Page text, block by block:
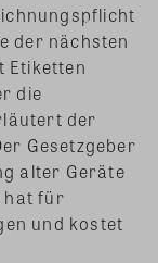
der nächsten
Etiketten
die
der
Gesetzgeber
alter Geräte
hat für
und kostet